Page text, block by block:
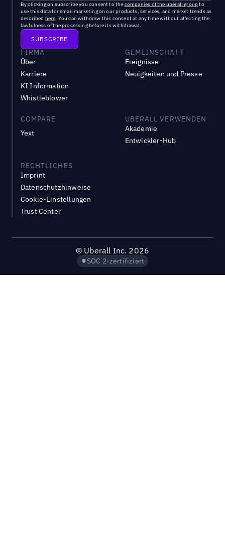
By clicking on subscribe you consent to the companies of the uberall groupto
use this data for email marketing on our products, services, and market trends as
described here. You can withdraw this consent at any time without affecting the
lawfulness of the processing before its withdrawal.
FIRMA
Über
Karriere
KI Information
Whistleblower
GEMEINSCHAFT
Ereignisse
Neuigkeiten und Presse
COMPARE
Yext
UBERALL VERWENDEN
Akademie
Entwickler-Hub
RECHTLICHES
Imprint
Datenschutzhinweise
Cookie-Einstellungen
Trust Center
© Uberall Inc. 2026
SOC 2-zertifiziert